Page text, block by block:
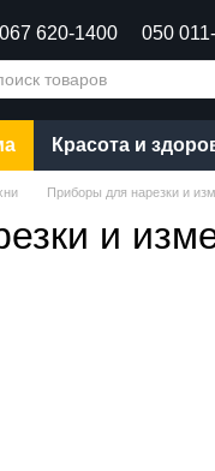
067 620-1400 050
Красота и
Приборы для нарезки и
и